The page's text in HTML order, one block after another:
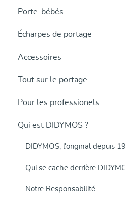
Porte-bébés
Écharpes de portage
Accessoires
Tout sur le portage
Pour les professionels
Qui est DIDYMOS ?
DIDYMOS, l'original depuis
Qui se cache derrière
Notre Responsabilité